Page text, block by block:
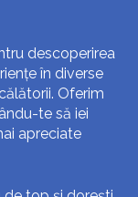
descoperirea
în diverse
Oferim
te să iei
apreciate